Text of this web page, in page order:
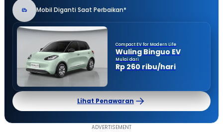
Mobil Diganti Saat Perbaikan*
Compact EV for Modern Life
Wuling Binguo EV
Mulai dari
Rp 260 ribu/hari
Lihat Penawaran